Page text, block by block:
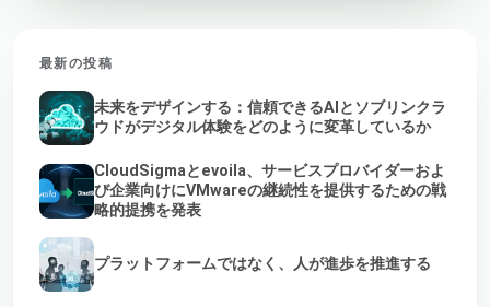
最新の投稿
未来をデザインする：信頼できるAIとソブリンクラ
ウドがデジタル体験をどのように変革しているか
CloudSigmaとevoila、サービスプロバイダーおよ
び企業向けにVMwareの継続性を提供するための戦
略的提携を発表
プラットフォームではなく、人が進歩を推進する